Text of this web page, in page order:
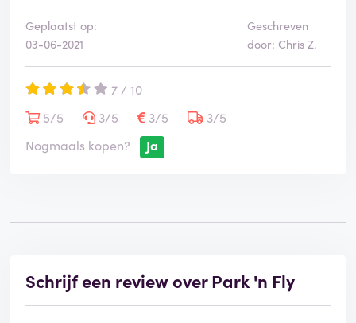
s
v
e
Geplaatst op:
03-06-2021
Geschreven
door: Chris Z.
7 / 10
5/5
3/5 3/5
3/5
Nogmaals kopen?
Ja
Schrijf een review over Park 'n Fly